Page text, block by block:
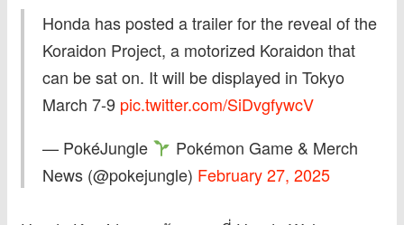
Honda has posted a trailer for the reveal of the
Koraidon Project, a motorized Koraidon that
can be sat on. It will be displayed in Tokyo
March 7-9 pic.twitter.com/SiDvgfywcV
— PokéJungle
Pokémon Game & Merch
News (@pokejungle) February 27, 2025